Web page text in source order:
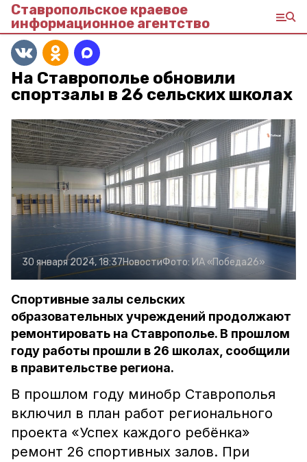
Ставропольское краевое
информационное агентство
На Ставрополье обновили
спортзалы в 26 сельских школах
30 января 2024, 18:37НовостиФото: ИА «Победа26»
Спортивные залы сельских
образовательных учреждений продолжают
ремонтировать на Ставрополье. В прошлом
году работы прошли в 26 школах, сообщили
в правительстве региона.
В прошлом году минобр Ставрополья
включил в план работ регионального
проекта «Успех каждого ребёнка»
ремонт 26 спортивных залов. При